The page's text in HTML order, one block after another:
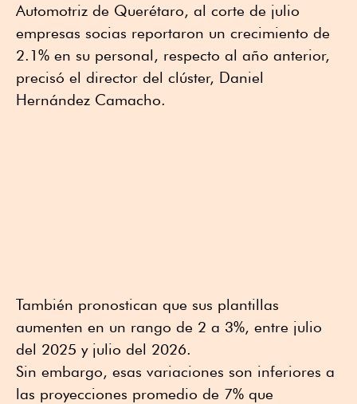
Automotriz de Querétaro, al corte de julio
empresas socias reportaron un crecimiento de
2.1% en su personal, respecto al año anterior,
precisó el director del clúster, Daniel
Hernández Camacho.
También pronostican que sus plantillas
aumenten en un rango de 2 a 3%, entre julio
del 2025 y julio del 2026.
Sin embargo, esas variaciones son inferiores a
las proyecciones promedio de 7% que